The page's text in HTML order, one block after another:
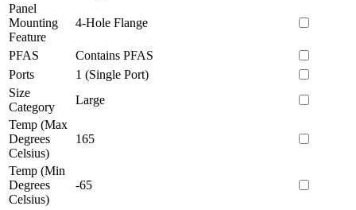
Panel
Mounting
Feature
4-Hole Flange
PFAS
Contains PFAS
Ports
1 (Single Port)
Size
Category
Large
Temp (Max
Degrees
Celsius)
165
Temp (Min
Degrees
Celsius)
-65